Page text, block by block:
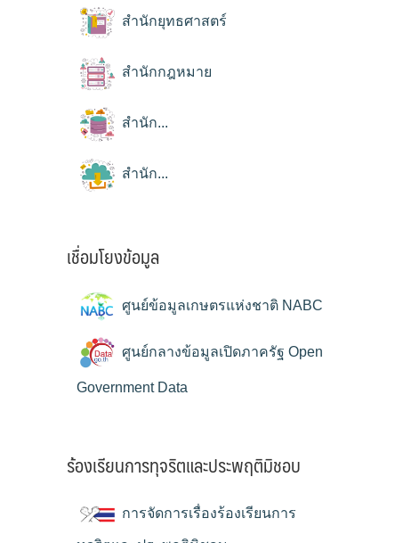
สำนักยุทธศาสตร์
สำนักกฎหมาย
สำนัก...
สำนัก...
เชื่อมโยงข้อมูล
ศูนย์ข้อมูลเกษตรแห่งชาติ NABC
ศูนย์กลางข้อมูลเปิดภาครัฐ Open
Government Data
ร้องเรียนการทุจริตและประพฤติมิชอบ
การจัดการเรื่องร้องเรียนการ